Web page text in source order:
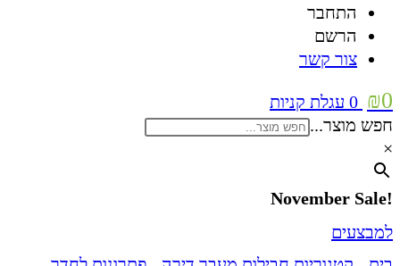
התחבר
הרשם
צור קשר
₪0
0 עגלת קניות
חפש מוצר...
×
!November Sale
למבצעים